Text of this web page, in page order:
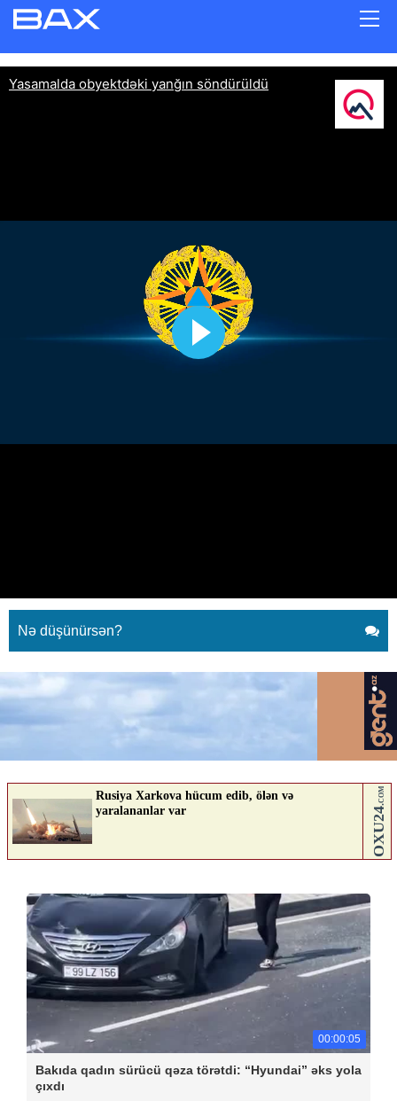
Yasamalda obyektdəki yanğın
Nə düşünürsən?
00:00:05
Bakıda qadın sürücü qəza törətdi: “Hyundai” əks yola
çıxdı